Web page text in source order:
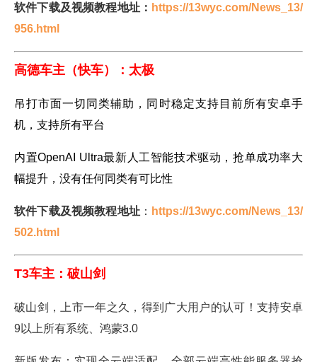
软件下载及视频教程地址： https://13wyc.com/News_13/
956.html
高德车主（快车）：太极
吊打市面一切同类辅助，同时稳定支持目前所有安卓手
机，支持所有平台
内置OpenAI Ultra最新人工智能技术驱动，抢单成功率大
幅提升，没有任何同类有可比性
软件下载及视频教程地址： https://13wyc.com/News_13/
502.html
T3车主：破山剑
破山剑，上市一年之久，得到广大用户的认可！支持安卓
9以上所有系统、鸿蒙3.0